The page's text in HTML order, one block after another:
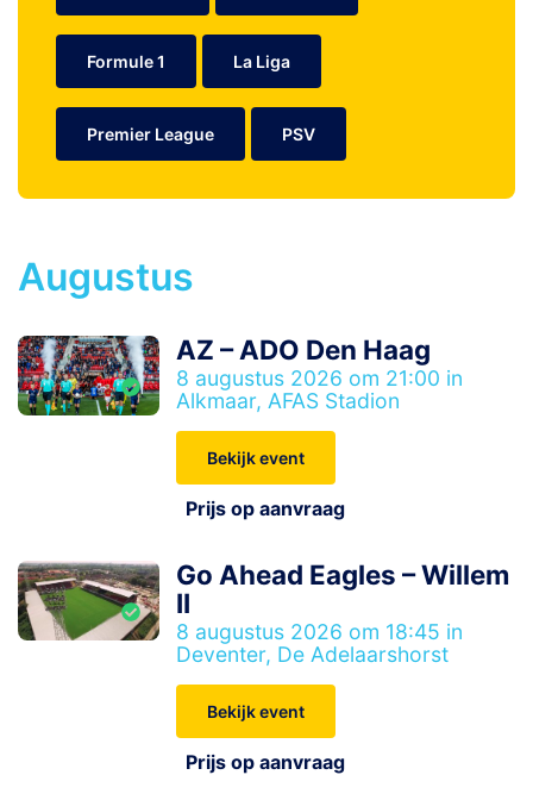
Formule 1 La Liga
Premier League PSV
Augustus
AZ – ADO Den Haag
8 augustus 2026 om 21:00 in
Alkmaar, AFAS Stadion
Bekijk event
Prijs op aanvraag
Go Ahead Eagles – Willem
II
8 augustus 2026 om 18:45 in
Deventer, De Adelaarshorst
Bekijk event
Prijs op aanvraag